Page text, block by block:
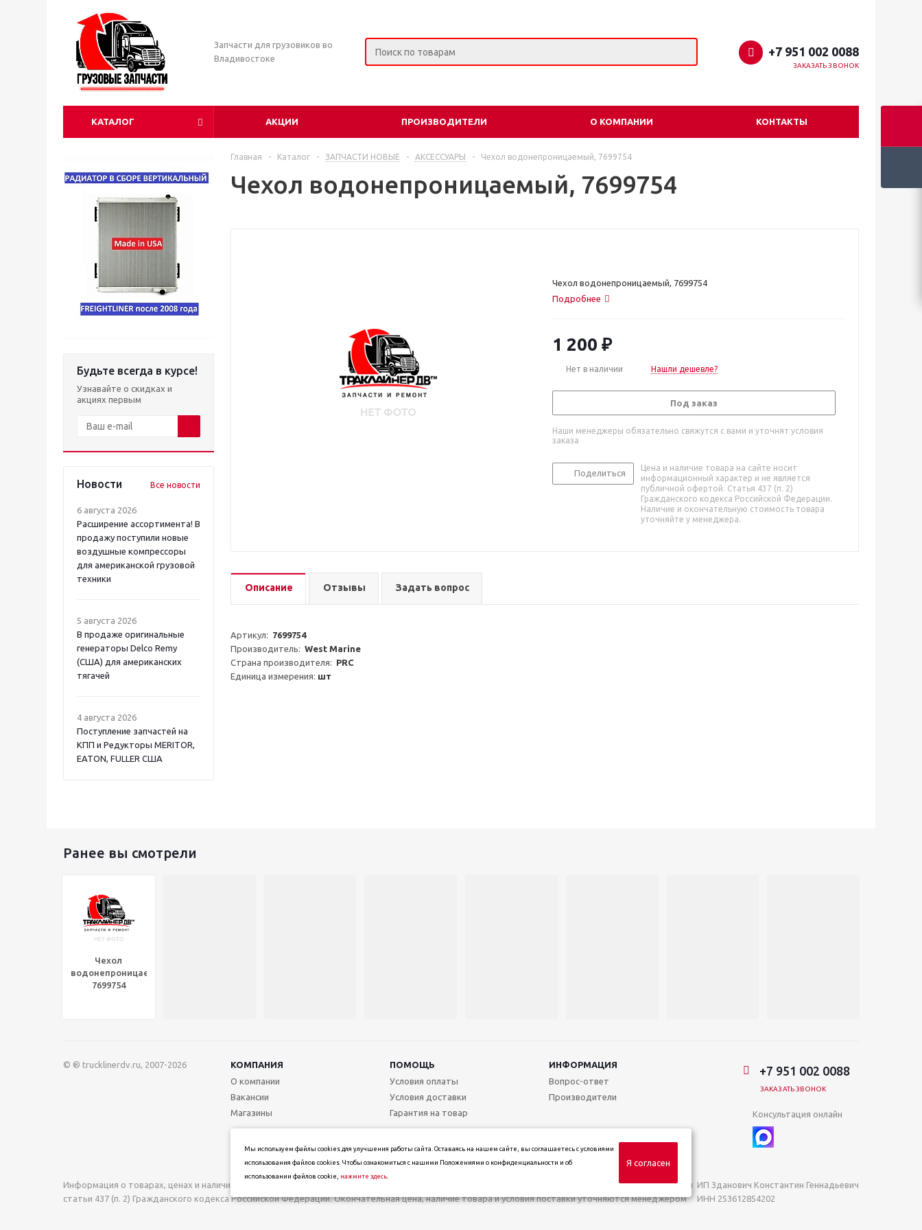
Запчасти для грузовиков во
Владивостоке
+7 951 002 0088
ЗАКАЗАТЬ ЗВОНОК
КАТАЛОГ АКЦИИ ПРОИЗВОДИТЕЛИ О КОМПАНИИ КОНТАКТЫ
Будьте всегда в курсе!
Узнавайте о скидках и
акциях первым
Новости Все новости
6 августа 2026
Расширение ассортимента! В
продажу поступили новые
воздушные компрессоры
для американской грузовой
техники
5 августа 2026
В продаже оригинальные
генераторы Delco Remy
(США) для американских
тягачей
4 августа 2026
Поступление запчастей на
КПП и Редукторы MERITOR,
EATON, FULLER США
Главная - Каталог - ЗАПЧАСТИ НОВЫЕ - АКСЕССУАРЫ - Чехол водонепроницаемый, 7699754
Чехол водонепроницаемый, 7699754
Чехол водонепроницаемый, 7699754
Подробнее
1 200 ₽
Нет в наличии Нашли дешевле?
Под заказ
Наши менеджеры обязательно свяжутся с вами и уточнят условия
заказа
Поделиться
Цена и наличие товара на сайте носит
информационный характер и не является
публичной офертой. Статья 437 (п. 2)
Гражданского кодекса Российской Федерации.
Наличие и окончательную стоимость товара
уточняйте у менеджера.
Описание Отзывы Задать вопрос
Артикул: 7699754
Производитель: West Marine
Страна производителя: PRC
Единица измерения: шт
Ранее вы смотрели
Чехол
водонепроницаемый,
7699754
© ® trucklinerdv.ru, 2007-2026 КОМПАНИЯ ПОМОЩЬ
ИНФОРМАЦИЯ
О компании
Вакансии
Магазины
Условия оплаты
Условия доставки
Гарантия на товар
Вопрос-ответ
Производители
+7 951 002 0088
ЗАКАЗАТЬ ЗВОНОК
Консультация онлайн
Информация о товарах, ценах и наличии на сайте носит информационный характер и не является публичной офертой, определяемой положениями
статьи 437 (п. 2) Гражданского кодекса Российской Федерации. Окончательная цена, наличие товара и условия поставки уточняются менеджером
ИП Зданович Константин Геннадьевич
ИНН 253612854202
Мы используем файлы cookies для улучшения работы сайта. Оставаясь на нашем сайте, вы соглашаетесь с условиями
использования файлов cookies. Чтобы ознакомиться с нашими Положениями о конфиденциальности и об
использовании файлов cookie, нажмите здесь.
Я согласен